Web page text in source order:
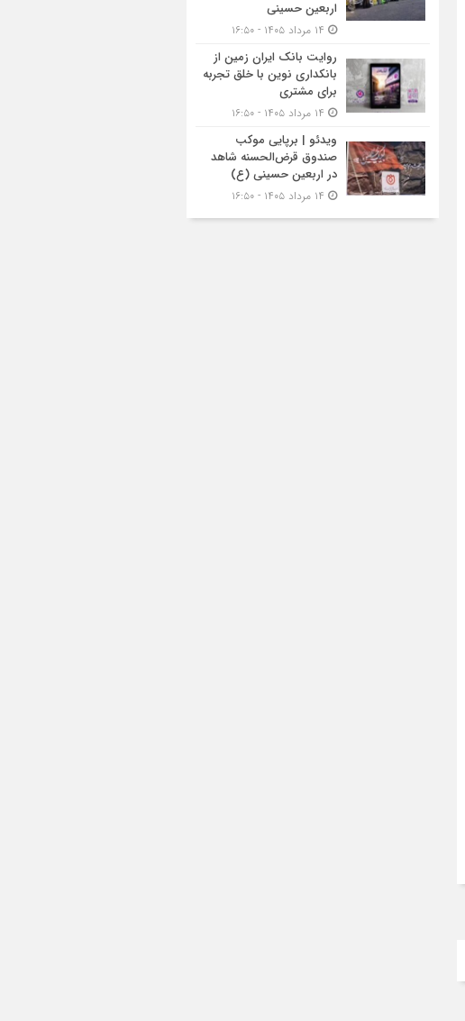
اربعین حسینی
روایت بانک ایران زمین از
بانکداری نوین با خلق تجربه
برای مشتری
ویدئو | برپایی موکب
صندوق قرض‌الحسنه شاهد
در اربعین حسینی (ع)